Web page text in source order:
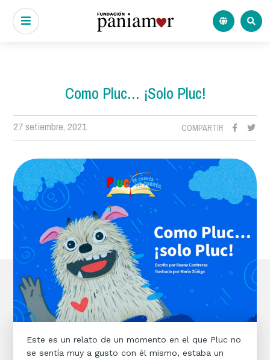
Como Pluc… ¡Solo Pluc!
27 setiembre, 2021 COMPARTIR
Este es un relato de un momento en el que Pluc no
se sentía muy a gusto con él mismo, estaba un